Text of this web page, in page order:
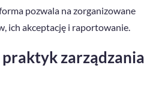
pozwala na zorganizowane
ich akceptację i raportowanie.
zarządzania